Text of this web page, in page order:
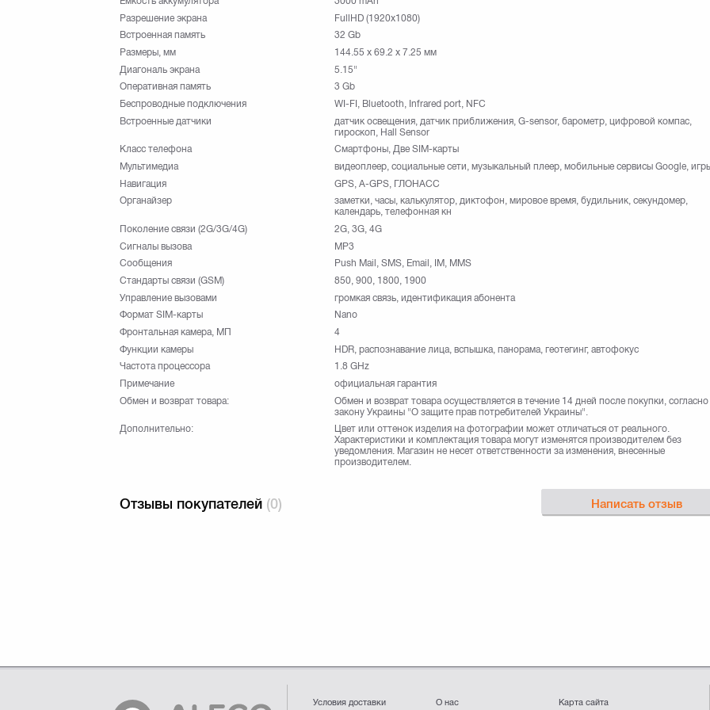
Разрешение экрана
FullHD (1920х1080)
Встроенная память
32 Gb
Размеры, мм
144.55 х 69.2 х 7.25 мм
Диагональ экрана
5.15"
Оперативная память
3 Gb
Беспроводные подключения
WI-FI, Bluetooth, Infrared port, NFC
Встроенные датчики
датчик освещения, датчик приближения, G-sensor, барометр, цифровой компас,
гироскоп, Hall Sensor
Класс телефона
Смартфоны, Две SIM-карты
Мультимедиа
видеоплеер, социальные сети, музыкальный плеер, мобильные сервисы Google,
Навигация
GPS, A-GPS, ГЛОНАСС
Органайзер
заметки, часы, калькулятор, диктофон, мировое время, будильник, секундомер,
календарь, телефонная кн
Поколение связи (2G/3G/4G)
2G, 3G, 4G
Сигналы вызова
MP3
Сообщения
Push Mail, SMS, Email, IM, MMS
Стандарты связи (GSM)
850, 900, 1800, 1900
Управление вызовами
громкая связь, идентификация абонента
Формат SIM-карты
Nano
Фронтальная камера, МП
4
Функции камеры
HDR, распознавание лица, вспышка, панорама, геотегинг, автофокус
Частота процессора
1.8 GHz
Примечание
официальная гарантия
Обмен и возврат товара:
Обмен и возврат товара осуществляется в течение 14 дней после покупки, согласно
закону Украины "О защите прав потребителей Украины".
Дополнительно:
Цвет или оттенок изделия на фотографии может отличаться от реального.
Характеристики и комплектация товара могут изменятся производителем без
уведомления. Магазин не несет ответственности за изменения, внесенные
производителем.
Отзывы покупателей (0) Написать отзыв
Условия доставки О нас Карта сайта